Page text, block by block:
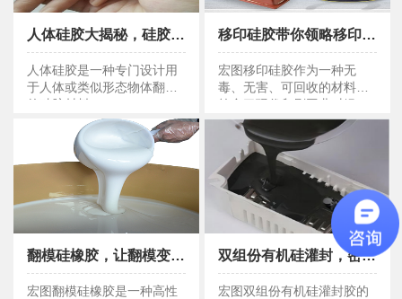
人体硅胶大揭秘，硅胶手模翻模从此不再难！
人体硅胶大揭秘，硅胶手模翻模从此不再难！
人体硅胶是一种专门设计用
于人体或类似形态物体翻模
的硅胶材料。
移印硅胶带你领略移印新风采
移印硅胶带你领略移印新风采
宏图移印硅胶作为一种无
毒、无害、可回收的材料，
符合了现代印刷工业对绿
色、环保的要求。
翻模硅橡胶，让翻模变得轻松又简单！
翻模硅橡胶，让翻模变得轻松又简单！
宏图翻模硅橡胶是一种高性
双组份有机硅灌封，密封界的实力担当！
双组份有机硅灌封，密封界的实力担当！
宏图双组份有机硅灌封胶的